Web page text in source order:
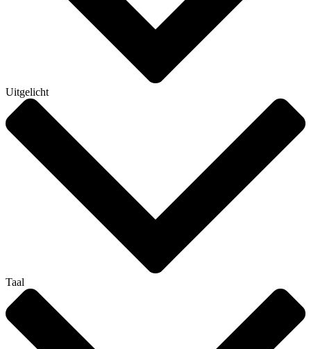
Uitgelicht
Taal